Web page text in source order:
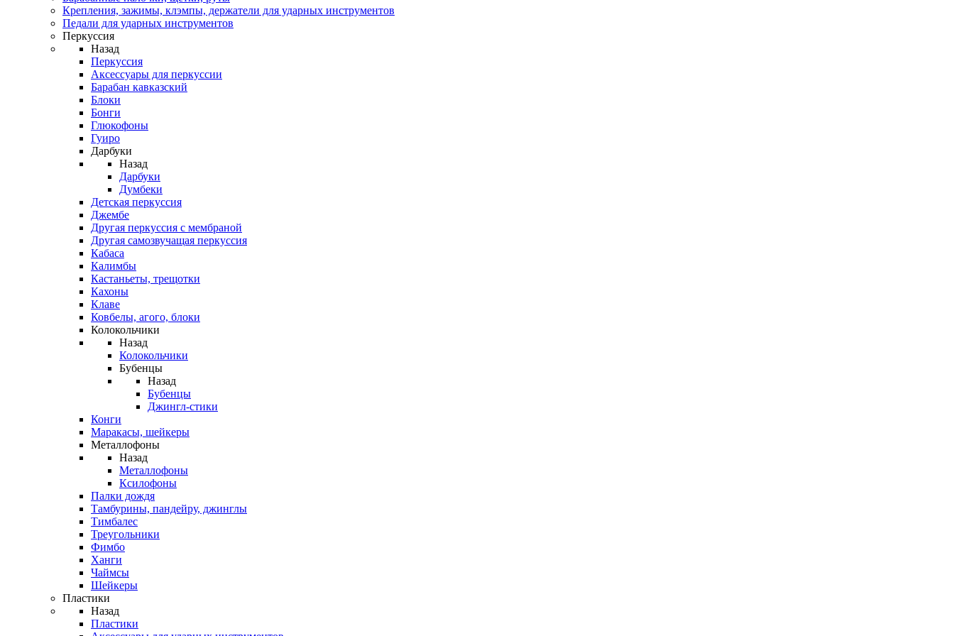
Крепления, зажимы, клэмпы, держатели для ударных инструментов
Педали для ударных инструментов
Перкуссия
Назад
Перкуссия
Аксессуары для перкуссии
Барабан кавказский
Блоки
Бонги
Глюкофоны
Гуиро
Дарбуки
Назад
Дарбуки
Думбеки
Детская перкуссия
Джембе
Другая перкуссия с мембраной
Другая самозвучащая перкуссия
Кабаса
Калимбы
Кастаньеты, трещотки
Кахоны
Клаве
Ковбелы, агого, блоки
Колокольчики
Назад
Колокольчики
Бубенцы
Назад
Бубенцы
Джингл-стики
Конги
Маракасы, шейкеры
Металлофоны
Назад
Металлофоны
Ксилофоны
Палки дождя
Тамбурины, пандейру, джинглы
Тимбалес
Треугольники
Фимбо
Ханги
Чаймсы
Шейкеры
Пластики
Назад
Пластики